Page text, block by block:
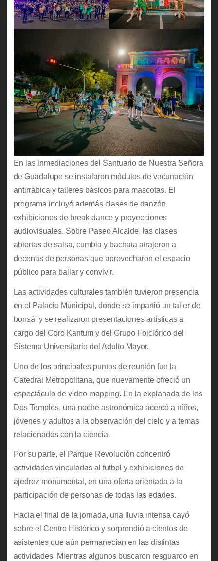
En las inmediaciones del Santuario de Nuestra Señora
de Guadalupe se instalaron módulos de vacunación
antirrábica y talleres básicos para mascotas. El
programa incluyó además clases de danzón,
exhibiciones de break dance y proyecciones
audiovisuales. Sobre Paseo Alcalde, las clases
abiertas de salsa, cumbia y bachata atrajeron a
decenas de personas que aprovecharon el espacio
público para bailar y convivir.
Las actividades culturales también tuvieron presencia
en el Palacio Municipal, donde se impartió un taller de
bonsái y se realizaron presentaciones artísticas a
cargo del Coro Kantum y del Grupo Folclórico del
Sistema Universitario del Adulto Mayor.
Uno de los principales puntos de reunión fue la
Catedral Metropolitana, que nuevamente ofreció un
espectáculo de video mapping. En la explanada de los
Dos Templos, una noche astronómica acercó a niños,
jóvenes y adultos a la observación del cielo y a temas
relacionados con la ciencia.
Por su parte, el Parque Revolución concentró
actividades vinculadas al futbol y exhibiciones de
ajedrez monumental, en una oferta orientada a la
participación de personas de todas las edades.
Hacia el final de la jornada, una lluvia intensa cayó
sobre el Centro Histórico y sorprendió a cientos de
asistentes que aún permanecían en las distintas
actividades. Mientras algunos buscaron resguardo en